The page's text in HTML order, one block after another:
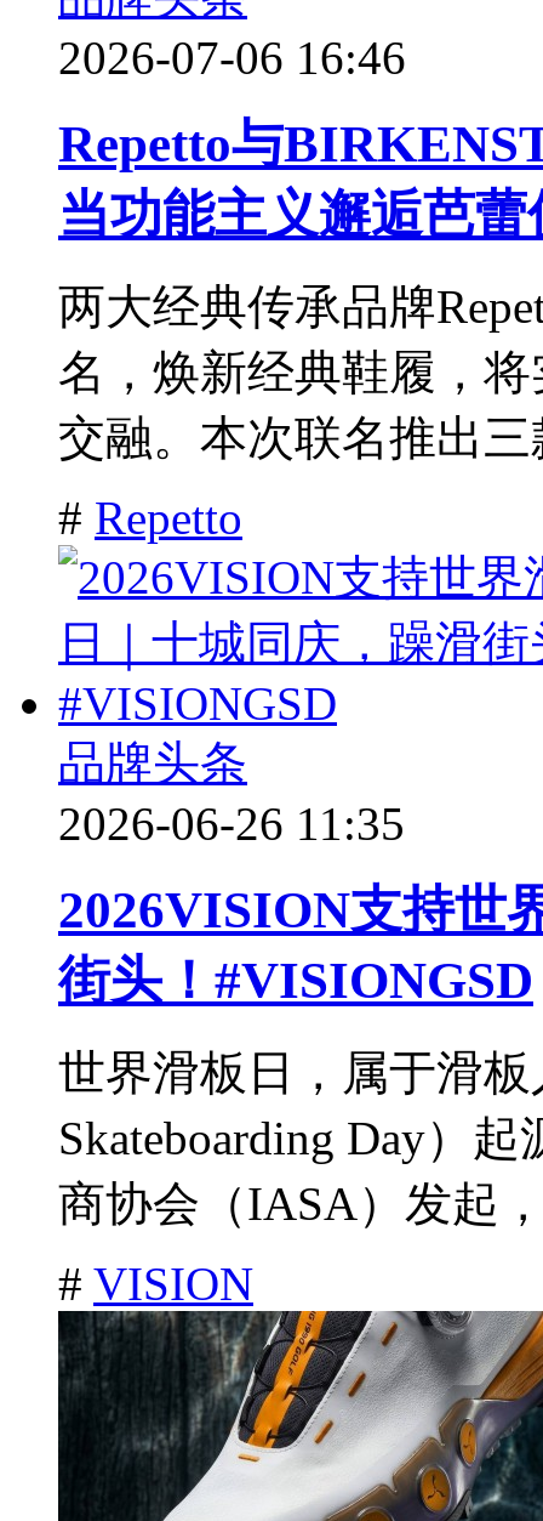
2026-07-06 16:46
Repetto与
当功能主义邂逅芭蕾
两大经典传承品牌
名，焕新经典鞋履，
交融。本次联名推出
# Repetto
品牌头条
2026-06-26 11:35
2026VISION支持世
街头！#VISIONGSD
世界滑板日，属于滑
Skateboarding Day）
商协会（IASA）发起
# VISION